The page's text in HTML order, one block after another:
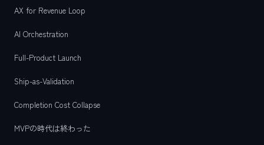
AX for Revenue Loop
AI Orchestration
Full-Product Launch
Ship-as-Validation
Completion Cost Collapse
MVPの時代は終わった